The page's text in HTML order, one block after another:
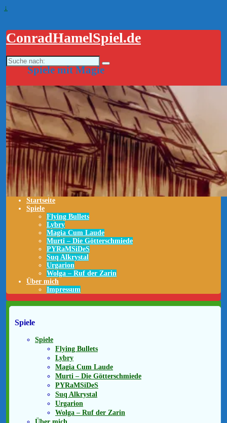
↓
ConradHamelSpiel.de
Suche
nach:
Spiele mit Magie
Startseite
Spiele
Flying Bullets
Lybry
Magia Cum Laude
Murti – Die Götterschmiede
PYRaMSiDeS
Suq Alkrystal
Urgarion
Wolga – Ruf der Zarin
Über mich
Impressum
Spiele
Spiele
Flying Bullets
Lybry
Magia Cum Laude
Murti – Die Götterschmiede
PYRaMSiDeS
Suq Alkrystal
Urgarion
Wolga – Ruf der Zarin